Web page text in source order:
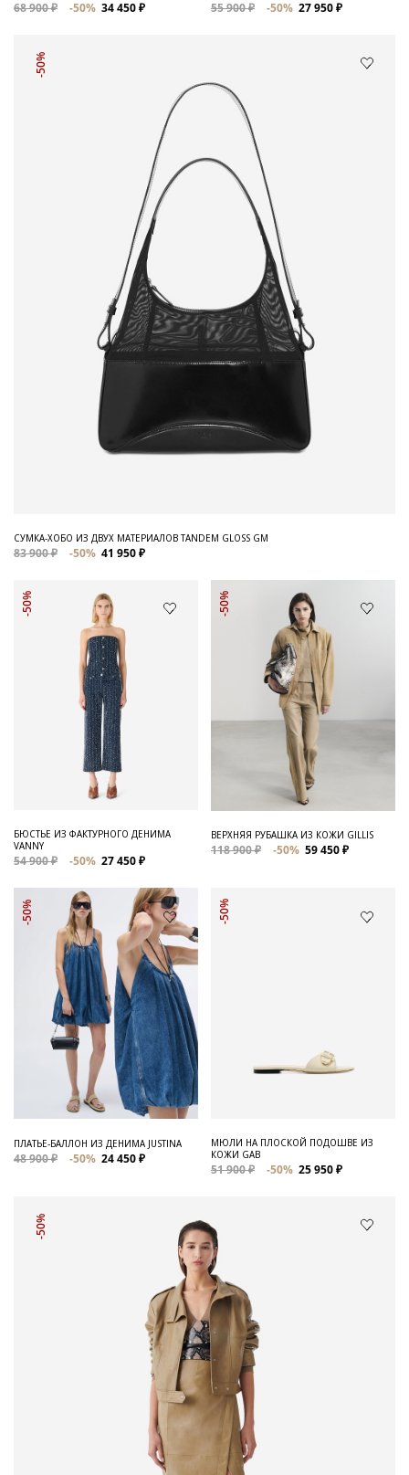
68 900 ₽ -50% 34 450 ₽ 55 900 ₽ -50% 27 950 ₽
-50%
СУМКА-ХОБО ИЗ ДВУХ МАТЕРИАЛОВ TANDEM GLOSS GM
83 900 ₽ -50% 41 950 ₽
-50%
БЮСТЬЕ ИЗ ФАКТУРНОГО ДЕНИМА
VANNY
54 900 ₽ -50% 27 450 ₽
-50%
ВЕРХНЯЯ РУБАШКА ИЗ КОЖИ GILLIS
118 900 ₽ -50% 59 450 ₽
-50%
ПЛАТЬЕ-БАЛЛОН ИЗ ДЕНИМА JUSTINA
48 900 ₽ -50% 24 450 ₽
-50%
МЮЛИ НА ПЛОСКОЙ ПОДОШВЕ ИЗ
КОЖИ GAB
51 900 ₽ -50% 25 950 ₽
-50%